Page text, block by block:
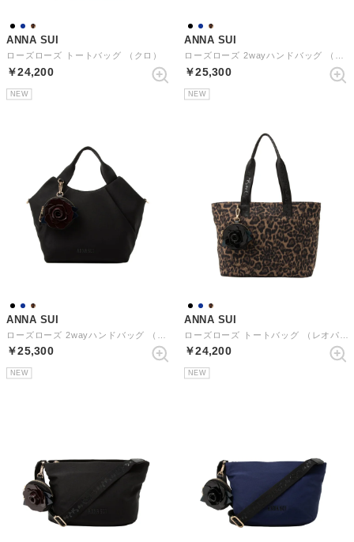
ANNA SUI
ローズローズ トートバッグ （クロ）
￥24,200
NEW
ANNA SUI
￥25,300
NEW
ANNA SUI
￥25,300
NEW
ANNA SUI
￥24,200
NEW